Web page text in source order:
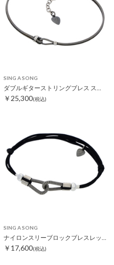
SING A SONG
ダブルギターストリングブレス スリム
￥25,300(税込)
SING A SONG
￥17,600(税込)